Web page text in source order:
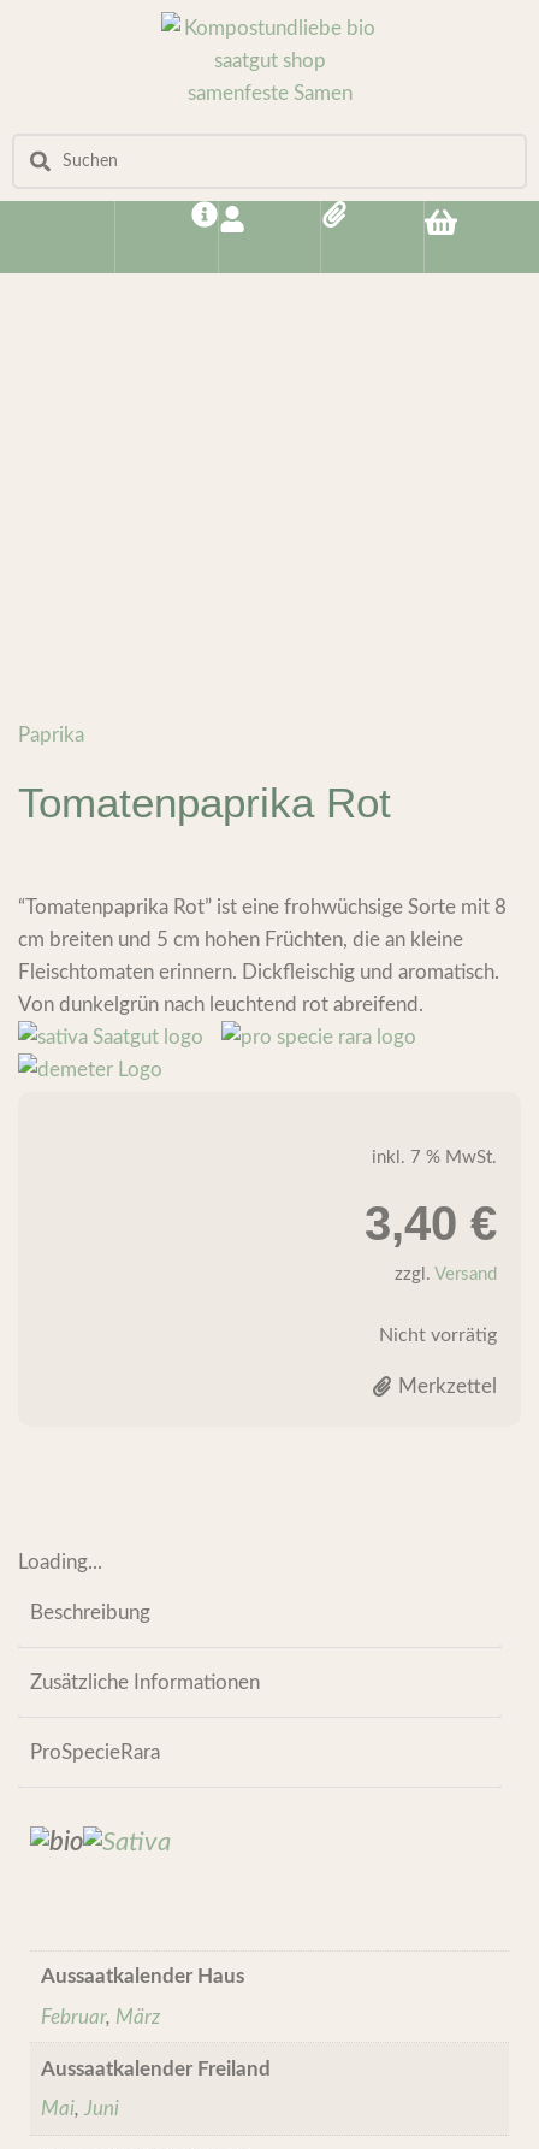
Paprika
Tomatenpaprika Rot
“Tomatenpaprika Rot” ist eine frohwüchsige Sorte mit 8
cm breiten und 5 cm hohen Früchten, die an kleine
Fleischtomaten erinnern. Dickfleischig und aromatisch.
Von dunkelgrün nach leuchtend rot abreifend.
inkl. 7 % MwSt.
3,40 €
zzgl. Versand
Nicht vorrätig
Merkzettel
Loading...
Beschreibung
Zusätzliche Informationen
ProSpecieRara
Aussaatkalender Haus
Februar, März
Aussaatkalender Freiland
Mai, Juni